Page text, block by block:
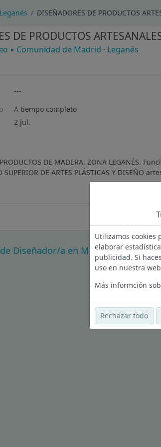
Leganés DISEÑADORES DE PRODUCTOS
DE PRODUCTOS
▪️ Comunidad de Madrid · Leganés
---
A tiempo completo
2 jul.
DE MADERA. ZONA LEGANÉS.
SUPERIOR DE ARTES PLÁSTICAS Y DISEÑO
Diseñador/a en Madrid
Ver más
Utilizamos cookies
elaborar
publicidad. Si
uso en nuestra
Más informción
Rechazar todo